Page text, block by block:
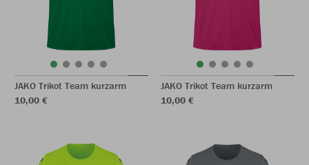
JAKO Trikot Team kurzarm
10,00 €
JAKO Trikot Team kurzarm
10,00 €